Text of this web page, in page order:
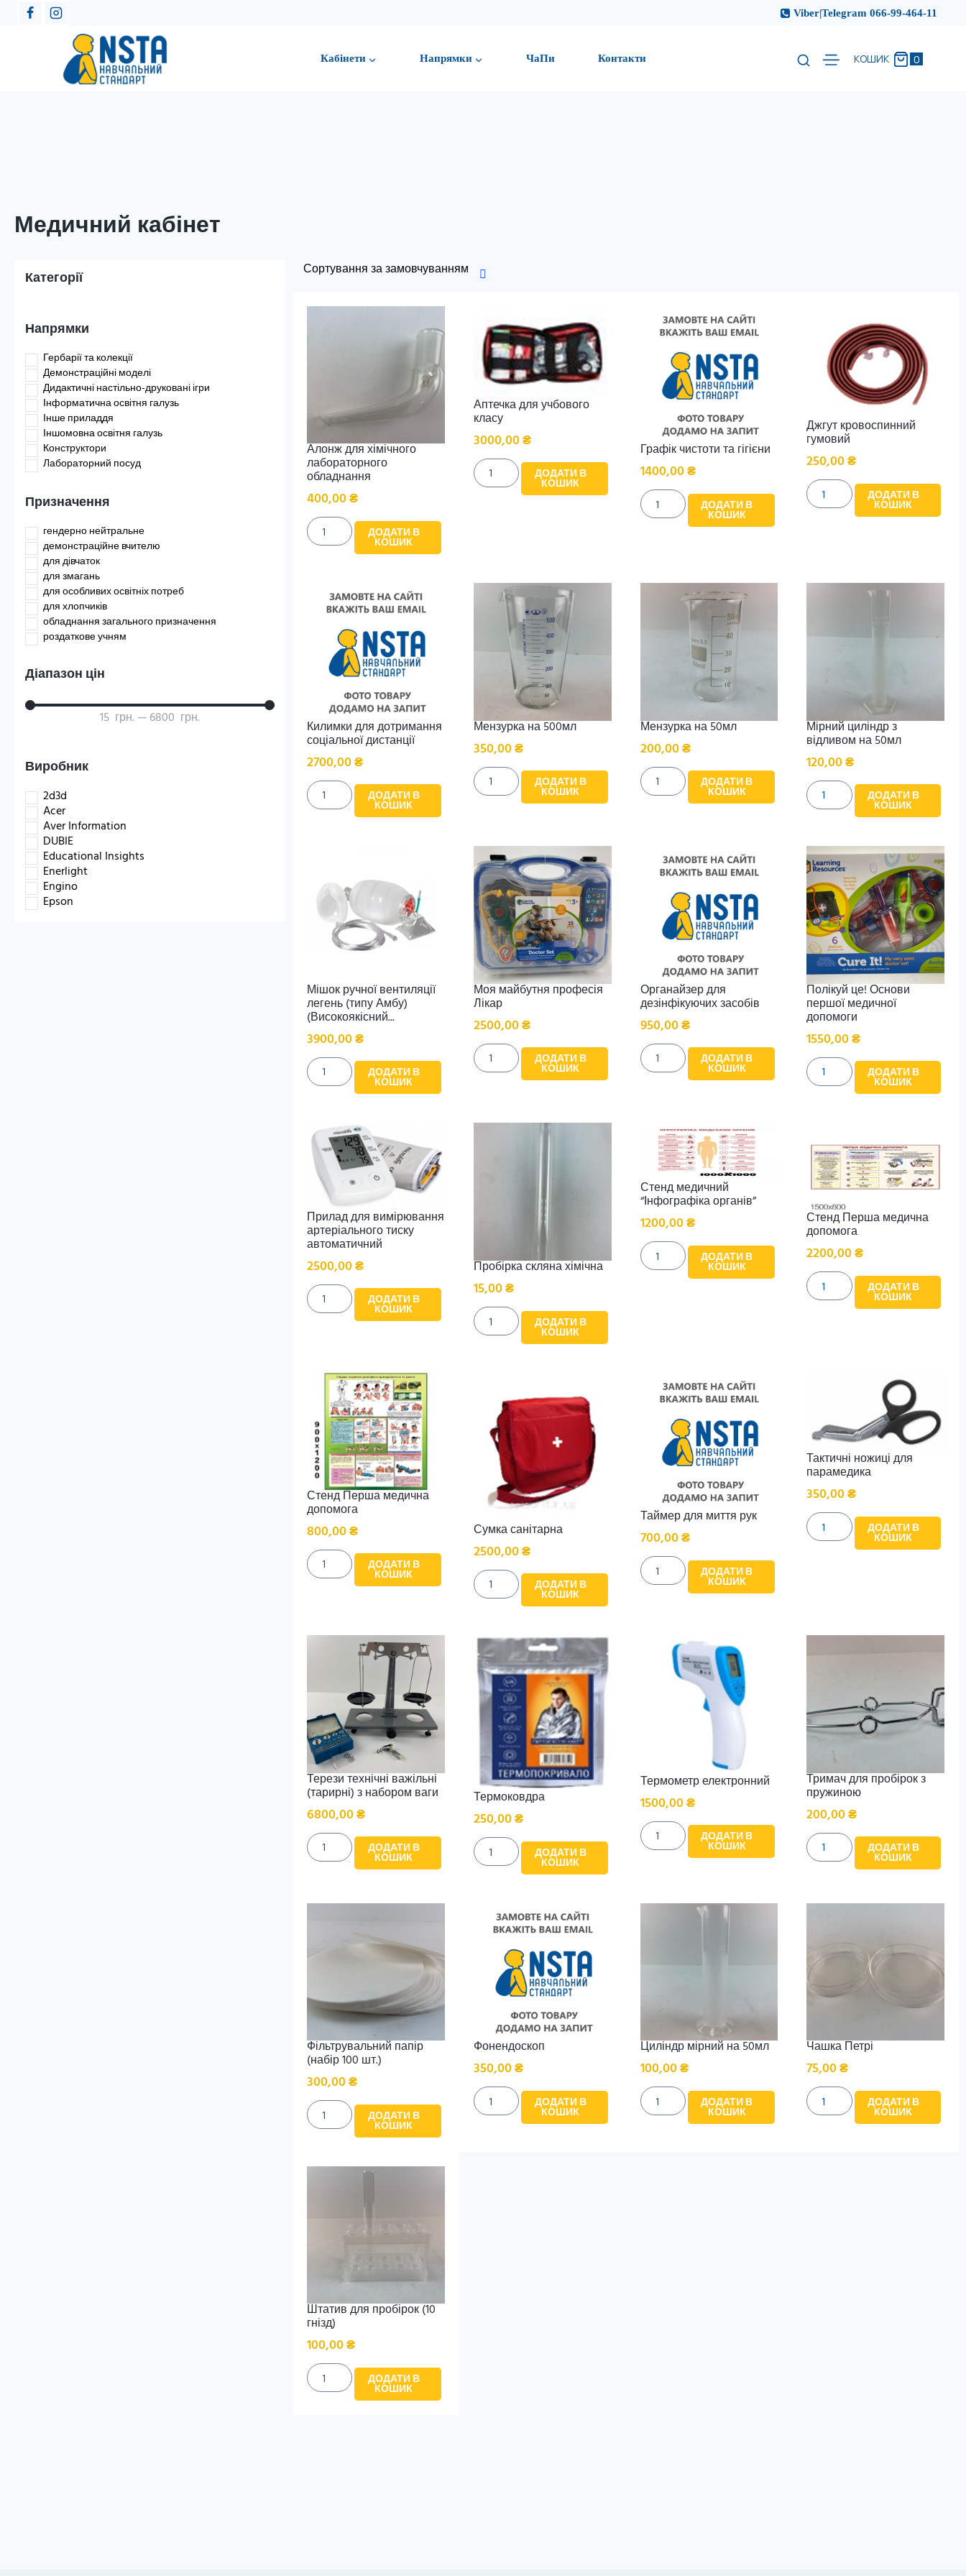
Viber|Telegram 066-99-464-11
Кабінети Напрямки ЧаПи Контакти КОШИК 0
Медичний кабінет
Категорії
Напрямки
Гербарії та колекції
Демонстраційні моделі
Дидактичні настільно-друковані ігри
Інформатична освітня галузь
Інше приладдя
Іншомовна освітня галузь
Конструктори
Лабораторний посуд
Меблі
Мистецька освітня галузь
Мікропрепарати та реактиви
Мовно-літературна освітня галузь
Навчальні набори
Основне в кожен клас
Природнича освітня галузь
Робототехніка
Соціальна і здоров'язбережна освітня галузь
Стенди
Фізкультурна освітня галузь
Призначення
гендерно нейтральне
демонстраційне вчителю
для дівчаток
для змагань
для особливих освітніх потреб
для хлопчиків
обладнання загального призначення
роздаткове учням
Діапазон цін
15 грн. —6800 грн.
Виробник
2d3d
Acer
Aver Information
DUBIE
Educational Insights
Enerlight
Engino
Epson
Алонж для хімічного
лабораторного
обладнання
400,00₴
ДОДАТИ В
КОШИК
Аптечка для учбового
класу
3000,00₴
ДОДАТИ В
КОШИК
Графік чистоти та гігієни
1400,00₴
ДОДАТИ В
КОШИК
Джгут кровоспинний
гумовий
250,00₴
ДОДАТИ В
КОШИК
Килимки для дотримання
соціальної дистанції
2700,00₴
ДОДАТИ В
КОШИК
Мензурка на 500мл
350,00₴
ДОДАТИ В
КОШИК
Мензурка на 50мл
200,00₴
ДОДАТИ В
КОШИК
Мірний циліндр з
відливом на 50мл
120,00₴
ДОДАТИ В
КОШИК
Мішок ручної вентиляції
легень (типу Амбу)
(Високоякісний...
3900,00₴
ДОДАТИ В
КОШИК
Моя майбутня професія
Лікар
2500,00₴
ДОДАТИ В
КОШИК
Органайзер для
дезінфікуючих засобів
950,00₴
ДОДАТИ В
КОШИК
Полікуй це! Основи
першої медичної
допомоги
1550,00₴
ДОДАТИ В
КОШИК
Прилад для вимірювання
артеріального тиску
автоматичний
2500,00₴
ДОДАТИ В
КОШИК
Пробірка скляна хімічна
15,00₴
ДОДАТИ В
КОШИК
Стенд медичний
“Інфографіка органів”
1200,00₴
ДОДАТИ В
КОШИК
Стенд Перша медична
допомога
2200,00₴
ДОДАТИ В
КОШИК
Стенд Перша медична
допомога
800,00₴
ДОДАТИ В
КОШИК
Сумка санітарна
2500,00₴
ДОДАТИ В
КОШИК
Таймер для миття рук
700,00₴
ДОДАТИ В
КОШИК
Тактичні ножиці для
парамедика
350,00₴
ДОДАТИ В
КОШИК
Терези технічні важільні
(тарирні) з набором ваги
6800,00₴
ДОДАТИ В
КОШИК
Термоковдра
250,00₴
ДОДАТИ В
КОШИК
Термометр електронний
1500,00₴
ДОДАТИ В
КОШИК
Тримач для пробірок з
пружиною
200,00₴
ДОДАТИ В
КОШИК
Фільтрувальний папір
(набір 100 шт.)
300,00₴
ДОДАТИ В
КОШИК
Фонендоскоп
350,00₴
ДОДАТИ В
КОШИК
Циліндр мірний на 50мл
100,00₴
ДОДАТИ В
КОШИК
Чашка Петрі
75,00₴
ДОДАТИ В
КОШИК
Штатив для пробірок (10
гнізд)
100,00₴
ДОДАТИ В
КОШИК